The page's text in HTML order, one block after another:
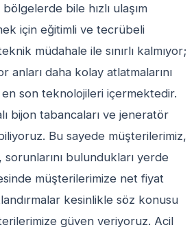
bile hızlı ulaşım
için eğitimli ve tecrübeli
müdahale ile sınırlı kalmıyor;
daha kolay atlatmalarını
son teknolojileri içermektedir.
bijon tabancaları ve jeneratör
Bu sayede müşterilerimiz,
bulundukları yerde
müşterilerimize net fiyat
kesinlikle söz konusu
güven veriyoruz. Acil